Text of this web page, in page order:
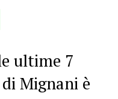
ultime 7
Mignani è